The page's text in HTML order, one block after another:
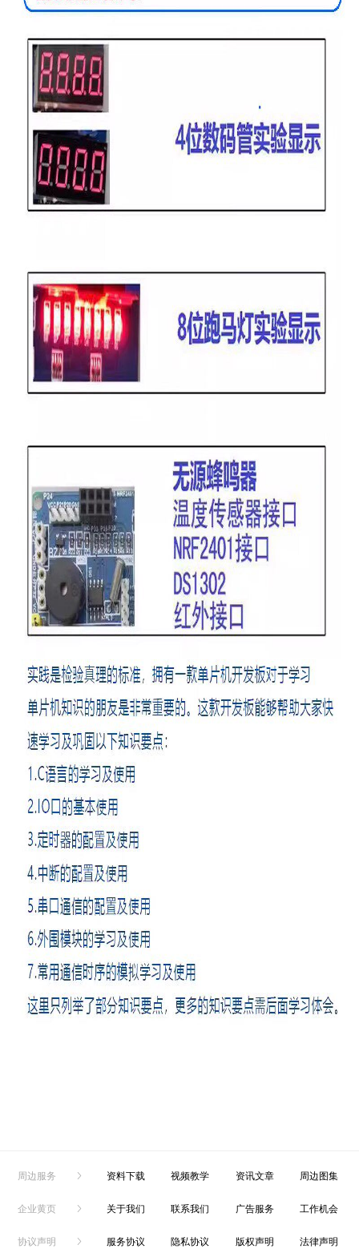
周边服务 资料下载 视频教学 资讯文章 周边图集
企业黄页 关于我们 联系我们 广告服务 工作机会
协议声明 服务协议 隐私协议 版权声明 法律声明